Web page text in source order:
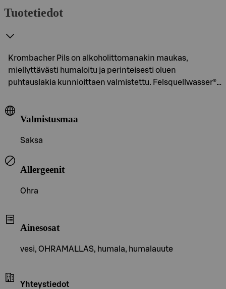
Tuotetiedot
Krombacher Pils on alkoholittomanakin maukas,
miellyttävästi humaloitu ja perinteisesti oluen
puhtauslakia kunnioittaen valmistettu. Felsquellwasser®…
Valmistusmaa
Saksa
Allergeenit
Ohra
Ainesosat
vesi, OHRAMALLAS, humala, humalauute
Yhteystiedot